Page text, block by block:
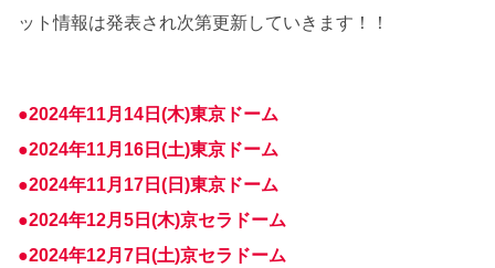
ット情報は発表され次第更新していきます！！
●2024年11月14日(木)東京ドーム
●2024年11月16日(土)東京ドーム
●2024年11月17日(日)東京ドーム
●2024年12月5日(木)京セラドーム
●2024年12月7日(土)京セラドーム